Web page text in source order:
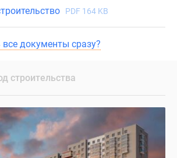
PDF 164 KB
все документы сразу?
строительства